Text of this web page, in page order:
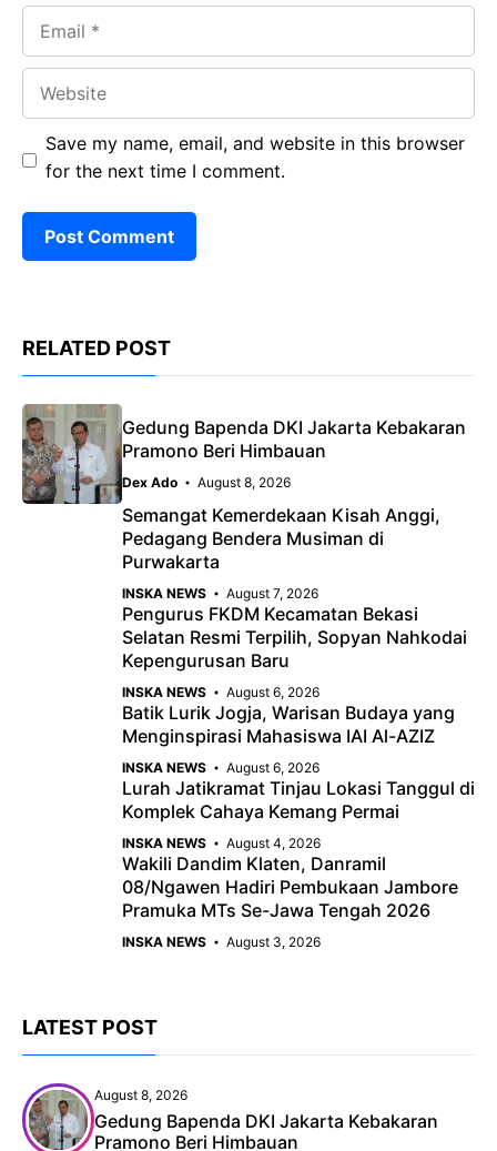
Save my name, email, and website in this browser
for the next time I comment.
RELATED POST
Gedung Bapenda DKI Jakarta Kebakaran
Pramono Beri Himbauan
Dex Ado August 8, 2026
Semangat Kemerdekaan Kisah Anggi,
Pedagang Bendera Musiman di
Purwakarta
INSKA NEWS August 7, 2026
Pengurus FKDM Kecamatan Bekasi
Selatan Resmi Terpilih, Sopyan Nahkodai
Kepengurusan Baru
INSKA NEWS August 6, 2026
Batik Lurik Jogja, Warisan Budaya yang
Menginspirasi Mahasiswa IAI Al-AZIZ
INSKA NEWS August 6, 2026
Lurah Jatikramat Tinjau Lokasi Tanggul di
Komplek Cahaya Kemang Permai
INSKA NEWS August 4, 2026
Wakili Dandim Klaten, Danramil
08/Ngawen Hadiri Pembukaan Jambore
Pramuka MTs Se-Jawa Tengah 2026
INSKA NEWS August 3, 2026
LATEST POST
August 8, 2026
Gedung Bapenda DKI Jakarta Kebakaran
Pramono Beri Himbauan